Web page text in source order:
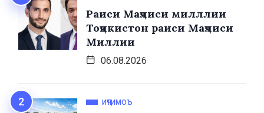
Раиси Маҷлиси милллии
Тоҷикистон раиси Маҷлиси
Миллии
06.08.2026
ИҶТИМОЪ